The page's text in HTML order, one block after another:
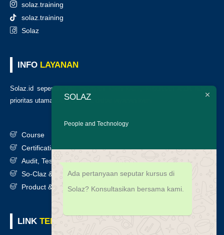
solaz.training
solaz.training
Solaz
INFO LAYANAN
Solaz.id sepenuh hati melayani klien kami, kepuasan anda adalah
prioritas utama kami. Berikut daftar layanan kami
Course
Certification
Audit, Testing, Consultancy & Assessment
So-Claz & Smart Benchmark
Product & Services
LINK TERKAIT
SOLAZ
People and Technology
Ada pertanyaan seputar kursus di
Solaz? Konsultasikan bersama kami.